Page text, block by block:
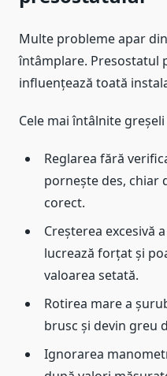
Multe probleme apar
întâmplare. Presostatul
influențează toată
Cele mai întâlnite
Reglarea fără
pornește des, chiar
corect.
Creșterea excesivă
lucrează forțat și
valoarea setată.
Rotirea mare a
brusc și devin greu
Ignorarea